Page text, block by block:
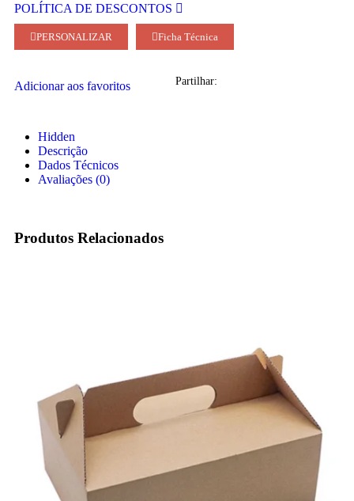
POLÍTICA DE DESCONTOS
PERSONALIZAR Ficha Técnica
Adicionar aos favoritos Partilhar:
Hidden
Descrição
Dados Técnicos
Avaliações (0)
Produtos Relacionados